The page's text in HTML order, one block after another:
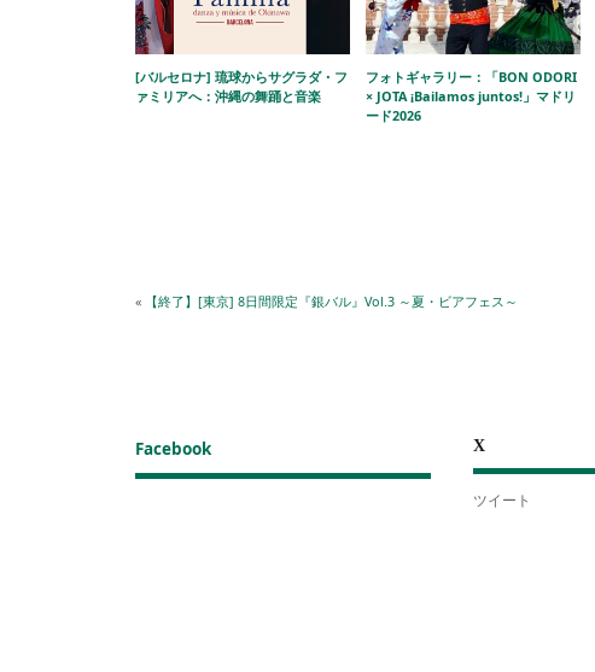
[バルセロナ] 琉球からサグラダ・フ
ァミリアへ：沖縄の舞踊と音楽
フォトギャラリー：「BON ODORI
× JOTA ¡Bailamos juntos!」マドリ
ード2026
« 【終了】[東京] 8日間限定『銀バル』Vol.3 ～夏・ビアフェス～
Facebook X
ツイート